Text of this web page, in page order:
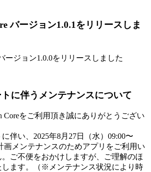
バージョン1.0.1をリリースしま
ージョン1.0.0をリリースしました
に伴うメンテナンスについて
Coreをご利用頂き誠にありがとうござい
伴い、2025年8月27日（水）09:00〜
画メンテナンスのためアプリをご利用い
ご不便をおかけしますが、ご理解のほ
します。（※メンテナンス状況により時